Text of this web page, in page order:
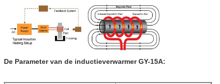
De Parameter van de inductieverwarmer GY-15A: